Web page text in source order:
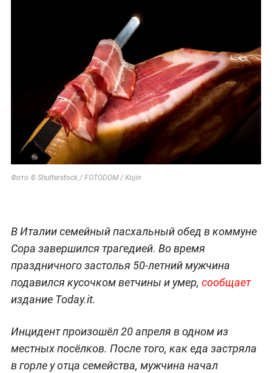
Фото © Shutterstock / FOTODOM / Kojin
В Италии семейный пасхальный обед в коммуне
Сора завершился трагедией. Во время
праздничного застолья 50-летний мужчина
подавился кусочком ветчины и умер, сообщает
издание Today.it.
Инцидент произошёл 20 апреля в одном из
местных посёлков. После того, как еда застряла
в горле у отца семейства, мужчина начал